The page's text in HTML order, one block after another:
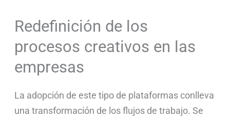
Redefinición de los
procesos creativos en las
empresas
La adopción de este tipo de plataformas conlleva
una transformación de los flujos de trabajo. Se